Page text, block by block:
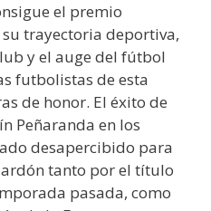
el premio
trayectoria deportiva,
y el auge del fútbol
futbolistas de esta
de honor. El éxito de
Peñaranda en los
desapercibido para
tanto por el título
pasada, como